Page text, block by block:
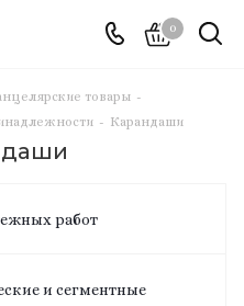
0
товары -
- Карандаши
работ
и сегментные